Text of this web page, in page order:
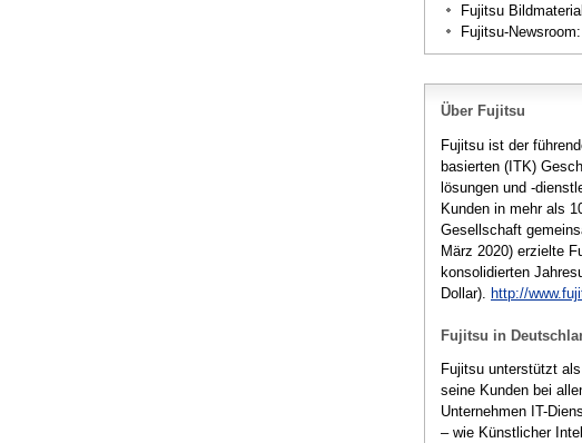
Fujitsu
Fujitsu-Newsroom:
Über Fujitsu
Fujitsu ist der
basierten (ITK)
lösungen und -
Kunden in mehr als
Gesellschaft
März 2020) erzielte
konsolidierten
Dollar). http://
Fujitsu in
Fujitsu unterstützt
seine Kunden bei
Unternehmen IT-
– wie Künstlicher